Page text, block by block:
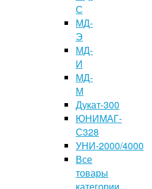
С
МД-
Э
МД-
И
МД-
М
Дукат-300
ЮНИМАГ-
С328
УНИ-2000/4000
Все
товары